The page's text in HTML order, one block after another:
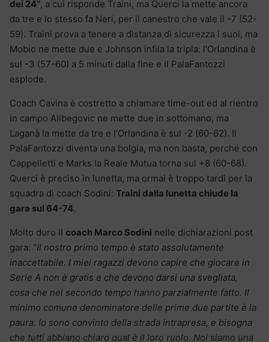
dei 24’’, a cui risponde Traini, ma Querci la mette ancora
da tre e lo stesso fa Neri, per il canestro che vale il -7 (52-
59). Traini prova a tenere a distanza di sicurezza i suoi, ma
Mobio ne mette due e Johnson infila la tripla: l’Orlandina è
sul -3 (57-60) a 5 minuti dalla fine e il PalaFantozzi
esplode.
Coach Cavina è costretto a chiamare time-out ed al rientro
in campo Alibegovic ne mette due in sottomano, ma
Laganà la mette da tre e l’Orlandina è sul -2 (60-62). Il
PalaFantozzi diventa una bolgia, ma non basta, perché con
Cappelletti e Marks la Reale Mutua torna sul +8 (60-68).
Querci è preciso in lunetta, ma ormai è troppo tardi per la
squadra di coach Sodini: Traini dalla lunetta chiude la
gara sul 64-74.
Molto duro il coach Marco Sodini nelle dichiarazioni post
gara: “Il nostro primo tempo è stato assolutamente
inaccettabile. I miei ragazzi devono capire che giocare in
Serie A non è gratis e che devono darsi una svegliata,
cosa che nel secondo tempo hanno parzialmente fatto. Il
minimo comune denominatore delle prime due partite è la
paura. Io sono convinto della strada intrapresa, e bisogna
che tutti abbiano chiaro qual è il loro ruolo. Noi siamo una